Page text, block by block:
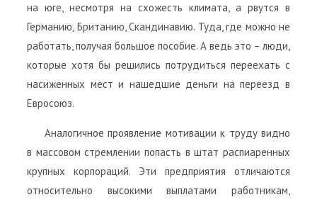
на юге, несмотря на схожесть климата, а рвутся в
Германию, Британию, Скандинавию. Туда, где можно не
работать, получая большое пособие. А ведь это – люди,
которые хотя бы решились потрудиться переехать с
насиженных мест и нашедшие деньги на переезд в
Евросоюз.
Аналогичное проявление мотивации к труду видно
в массовом стремлении попасть в штат распиаренных
крупных корпораций. Эти предприятия отличаются
относительно высокими выплатами работникам,